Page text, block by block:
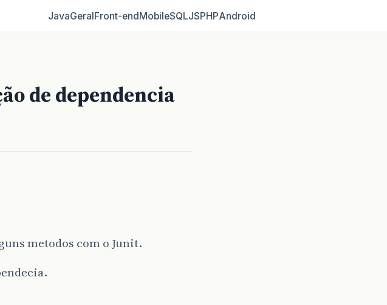
JavaGeralFront‑endMobileSQLJSPHPAndroid
de dependencia
metodos com o Junit.